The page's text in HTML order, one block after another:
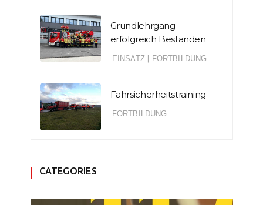
Grundlehrgang
erfolgreich Bestanden
EINSATZ FORTBILDUNG
Fahrsicherheitstraining
FORTBILDUNG
CATEGORIES